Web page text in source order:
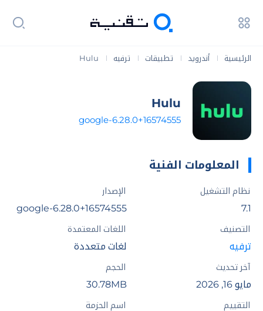
الرئيسية | أندرويد | تطبيقات | ترفيه |
Hulu
Hulu
6.28.0+16574555-google
المعلومات الفنية
نظام التشغيل
7.1
الإصدار
6.28.0+16574555-google
التصنيف
ترفيه
اللغات المعتمدة
لغات متعددة
آخر تحديث
مايو 16, 2026
الحجم
30.78MB
التقييم اسم الحزمة